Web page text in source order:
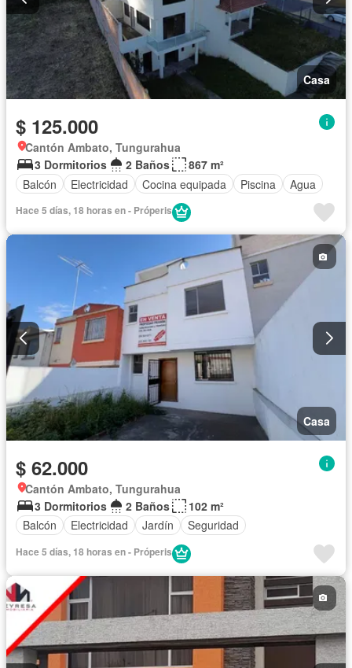
Casa
$ 125.000
Cantón Ambato, Tungurahua
3 Dormitorios
2 Baños
867 m²
Balcón
Electricidad Cocina equipada Piscina Agua
Hace 5 días, 18 horas en - Próperis
Casa
$ 62.000
Cantón Ambato, Tungurahua
3 Dormitorios
2 Baños
102 m²
Balcón
Electricidad Jardín Seguridad
Hace 5 días, 18 horas en - Próperis